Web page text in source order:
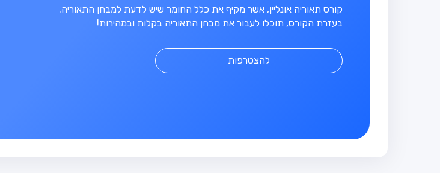
קורס תאוריה אונליין, אשר מקיף את כלל החומר שיש לדעת למבחן התאוריה.
בעזרת הקורס, תוכלו לעבור את מבחן התאוריה בקלות ובמהירות!
להצטרפות